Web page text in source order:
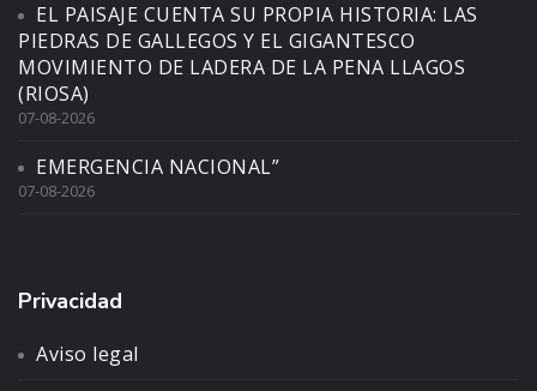
EL PAISAJE CUENTA SU PROPIA HISTORIA: LAS
PIEDRAS DE GALLEGOS Y EL GIGANTESCO
MOVIMIENTO DE LADERA DE LA PENA LLAGOS
(RIOSA)
07-08-2026
EMERGENCIA NACIONAL”
07-08-2026
Privacidad
Aviso legal